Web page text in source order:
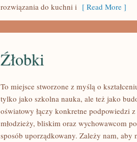
rozwiązania do kuchni i [ Read More ]
Źłobki
To miejsce stworzone z myślą o
tylko jako szkolna nauka, ale też jako
oświatowy łączy konkretne podpowiedzi
młodzieży, bliskim oraz wychowawcom
sposób uporządkowany. Zależy nam, aby